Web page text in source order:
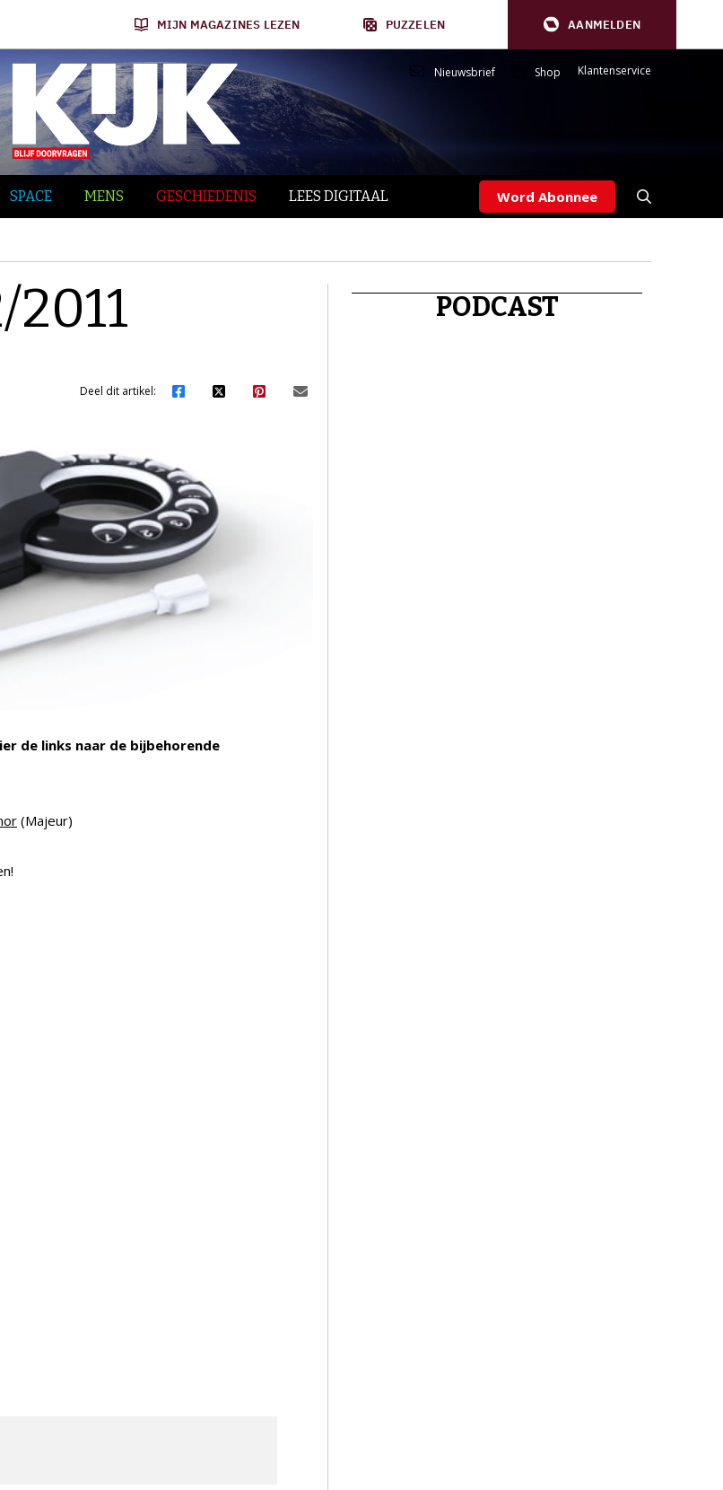
MIJN MAGAZINES LEZEN PUZZELEN AANMELDEN
Nieuwsbrief Shop Klantenservice
SPACE MENS GESCHIEDENIS LEES DIGITAAL Word Abonnee
Deel dit artikel:
de links naar de bijbehorende
(Majeur)
PODCAST